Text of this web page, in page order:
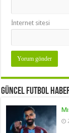
İnternet sitesi
Güncel Futbol